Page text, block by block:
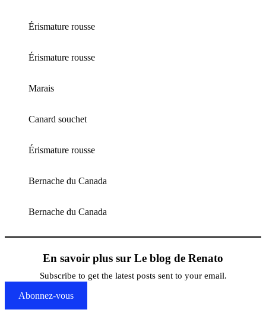
Érismature rousse
Érismature rousse
Marais
Canard souchet
Érismature rousse
Bernache du Canada
Bernache du Canada
En savoir plus sur Le blog de Renato
Subscribe to get the latest posts sent to your email.
Abonnez-vous